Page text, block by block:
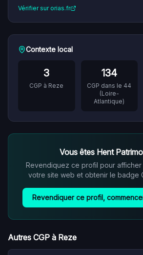
Vérifier sur orias.fr
Contexte local
3
CGP à Reze
134
CGP dans le 44
(Loire-
Atlantique)
Vous êtes Hent
Revendiquez ce profil pour afficher
votre site web et obtenir le badge
Revendiquer ce profil,
Autres CGP à Reze